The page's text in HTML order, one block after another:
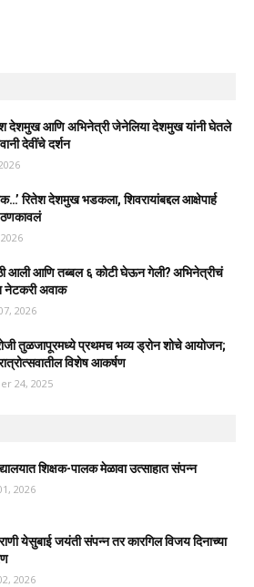
देशमुख आणि अभिनेत्री जेनेलिया देशमुख यांनी घेतले
देवींचे दर्शन
रितेश देशमुख भडकला, शिवरायांबद्दल आक्षेपार्ह
ठणकावलं
आली आणि तब्बल ६ कोटी घेऊन गेली? अभिनेत्रीचं
नेटकरी अवाक
2026
तुळजापूरमध्ये प्रथमच भव्य ड्रोन शोचे आयोजन;
विशेष आकर्षण
24, 2025
शिक्षक-पालक मेळावा उत्साहात संपन्न
2026
येसुबाई जयंती संपन्न तर कारगिल विजय दिनाच्या
2026